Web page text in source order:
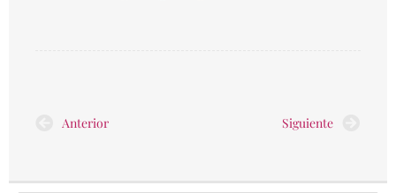
Prev
Anterior Siguiente